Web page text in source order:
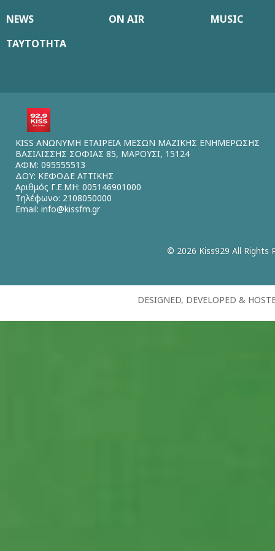
NEWS ON AIR
MUSIC
ΤΑΥΤΟΤΗΤΑ
KISS ΑΝΩΝΥΜΗ ΕΤΑΙΡΕΙΑ ΜΕΣΩΝ ΜΑΖΙΚΗΣ ΕΝΗΜΕΡΩΣΗΣ
ΒΑΣΙΛΙΣΣΗΣ ΣΟΦΙΑΣ 85, ΜΑΡΟΥΣΙ, 15124
ΑΦΜ: 095555513
ΔΟΥ: ΚΕΦΟΔΕ ΑΤΤΙΚΗΣ
Αριθμός Γ.Ε.ΜΗ: 005146901000
Τηλέφωνο: 2108050000
Email: info@kissfm.gr
© 2026 Kiss929 All Rights
DESIGNED, DEVELOPED &